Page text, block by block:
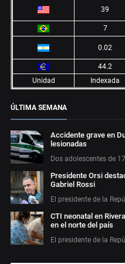
39
7
0.02
44.2
Unidad
Indexada
ÚLTIMA SEMANA
Accidente grave en
lesionadas
Dos adolescentes de
Presidente Orsi
Gabriel Rossi
El presidente de la
CTI neonatal en
en el norte del país
El presidente de la